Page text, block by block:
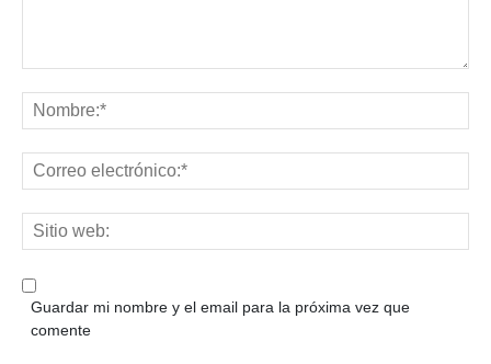
Guardar mi nombre y el email para la próxima vez que
comente